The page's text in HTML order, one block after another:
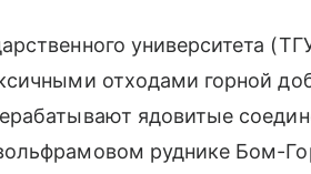
университета
отходами горной
ядовитые
руднике Бом-